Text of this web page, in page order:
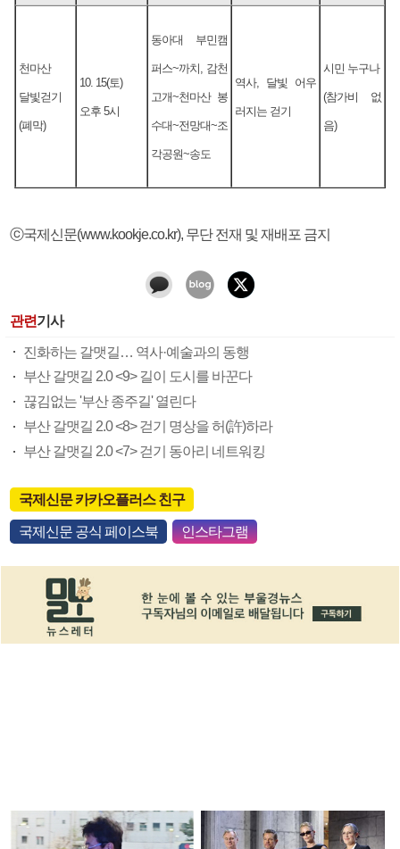
천마산
달빛걷기
(폐막)
10. 15(토)
오후 5시
동아대 부민캠
퍼스~까치, 감천
고개~천마산 봉
수대~전망대~조
각공원~송도
역사, 달빛 어우
러지는 걷기
시민 누구나
(참가비 없
음)
ⓒ국제신문(www.kookje.co.kr), 무단 전재 및 재배포 금지
관련기사
진화하는 갈맷길… 역사·예술과의 동행
부산 갈맷길 2.0 <9> 길이 도시를 바꾼다
끊김없는 '부산 종주길' 열린다
부산 갈맷길 2.0 <8> 걷기 명상을 허(許)하라
부산 갈맷길 2.0 <7> 걷기 동아리 네트워킹
국제신문 카카오플러스 친구
국제신문 공식 페이스북 인스타그램